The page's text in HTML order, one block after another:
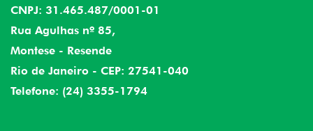
CNPJ: 31.465.487/0001-01
Rua Agulhas nº 85,
Montese - Resende
Rio de Janeiro - CEP: 27541-040
Telefone: (24) 3355-1794